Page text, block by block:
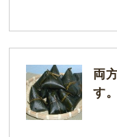
両
す。